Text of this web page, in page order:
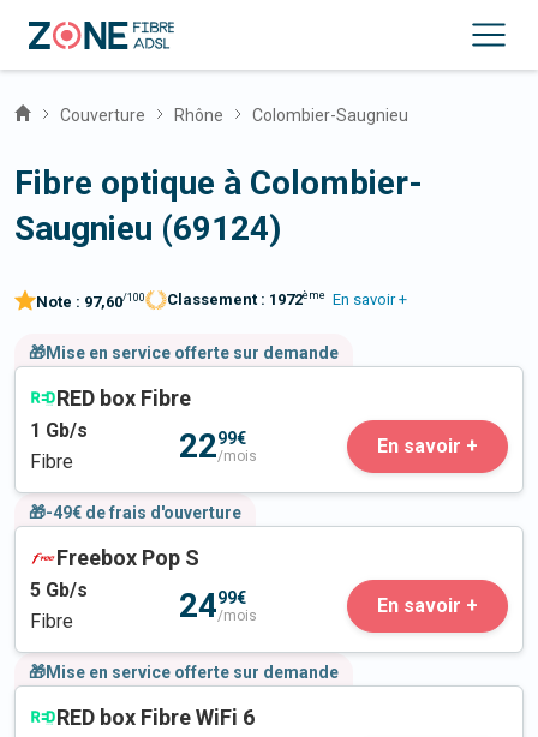
Couverture Rhône Colombier-Saugnieu
Fibre optique à Colombier-
Saugnieu (69124)
Note : 97,60/100 Classement : 1972ème En savoir +
🎁Mise en service offerte sur demande
RED box Fibre
1 Gb/s
Fibre
2299€
/mois En savoir +
🎁-49€ de frais d'ouverture
Freebox Pop S
5 Gb/s
Fibre
2499€
/mois En savoir +
🎁Mise en service offerte sur demande
RED box Fibre WiFi 6